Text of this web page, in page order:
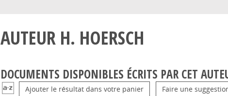
AUTEUR H. HOERSCH
DOCUMENTS DISPONIBLES ÉCRITS PAR CET
Ajouter le résultat dans votre panier Faire une